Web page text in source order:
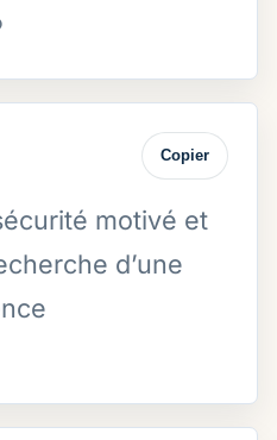
Copier
motivé et
d’une